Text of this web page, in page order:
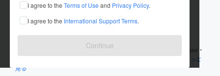
I agree to the Terms of Use and Privacy Policy.
I agree to the International Support Terms.
Continue
これまでに3件のプロジェクトを投稿しています
在住国：日本 現在地：東京都
出身国：日本 出身地：神奈川県
焼肉新進気鋭をはじめ、LIT STEAK HOUSE GINZA・T8 Steak House・
California Lounge・Beef Bank、首都圏に肉業態10店舗を展開
もっと
見る